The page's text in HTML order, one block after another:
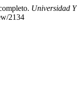
Universidad
2134